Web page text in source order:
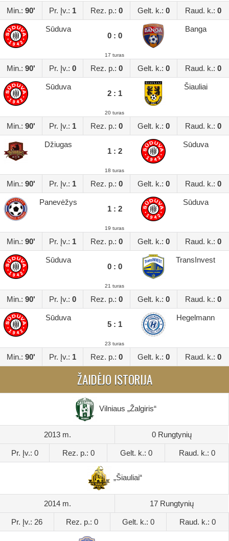
Min.: 90' Pr. Įv.: 1 Rez. p.: 0 Gelt. k.: 0 Raud. k.: 0
Sūduva
0 : 0
Banga
17 turas
Min.: 90' Pr. Įv.: 0 Rez. p.: 0 Gelt. k.: 0 Raud. k.: 0
Sūduva
2 : 1
Šiauliai
20 turas
Min.: 90' Pr. Įv.: 1 Rez. p.: 0 Gelt. k.: 0 Raud. k.: 0
Džiugas
1 : 2
Sūduva
18 turas
Min.: 90' Pr. Įv.: 1 Rez. p.: 0 Gelt. k.: 0 Raud. k.: 0
Panevėžys
1 : 2
Sūduva
19 turas
Min.: 90' Pr. Įv.: 1 Rez. p.: 0 Gelt. k.: 0 Raud. k.: 0
Sūduva
0 : 0
TransInvest
21 turas
Min.: 90' Pr. Įv.: 0 Rez. p.: 0 Gelt. k.: 0 Raud. k.: 0
Sūduva
5 : 1
Hegelmann
23 turas
Min.: 90' Pr. Įv.: 1 Rez. p.: 0 Gelt. k.: 0 Raud. k.: 0
ŽAIDĖJO ISTORIJA
Vilniaus „Žalgiris“
2013 m. 0 Rungtynių
Pr. Įv.: 0 Rez. p.: 0 Gelt. k.: 0 Raud. k.: 0
„Šiauliai“
2014 m. 17 Rungtynių
Pr. Įv.: 26 Rez. p.: 0 Gelt. k.: 0 Raud. k.: 0